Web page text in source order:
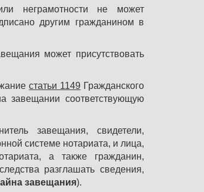
неграмотности не может
другим гражданином в
может присутствовать
статьи 1149 Гражданского
завещании соответствующую
завещания, свидетели,
системе нотариата, и лица,
а также гражданин,
разглашать сведения,
завещания).